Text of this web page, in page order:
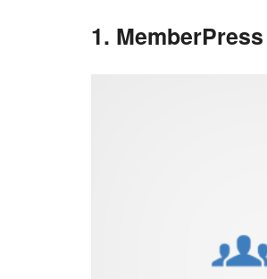
1. MemberPress